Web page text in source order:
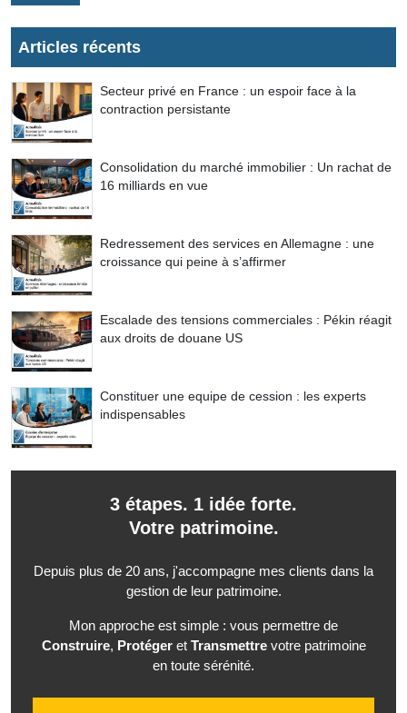
Articles récents
Secteur privé en France : un espoir face à la
contraction persistante
Consolidation du marché immobilier : Un rachat de
16 milliards en vue
Redressement des services en Allemagne : une
croissance qui peine à s’affirmer
Escalade des tensions commerciales : Pékin réagit
aux droits de douane US
Constituer une equipe de cession : les experts
indispensables
3 étapes. 1 idée forte.
Votre patrimoine.
Depuis plus de 20 ans, j'accompagne mes clients dans la
gestion de leur patrimoine.
Mon approche est simple : vous permettre de
Construire, Protégeret Transmettrevotre patrimoine
en toute sérénité.